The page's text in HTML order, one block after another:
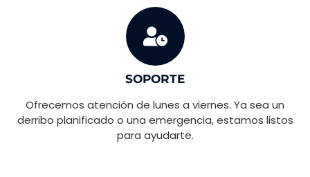
SOPORTE
Ofrecemos atención de lunes a viernes. Ya sea un
derribo planificado o una emergencia, estamos listos
para ayudarte.